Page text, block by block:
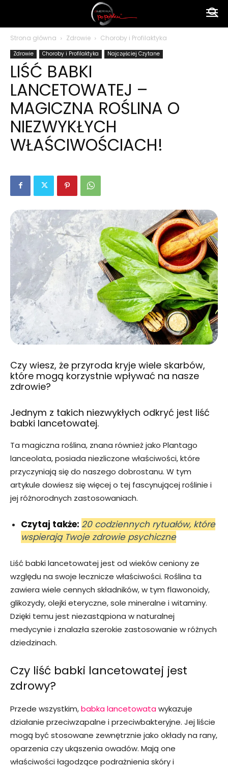
polsku
Strona główna Zdrowie Choroby i Profilaktyka
Zdrowie Choroby i Profilaktyka Najczęściej Czytane
LIŚĆ BABKI
LANCETOWATEJ –
MAGICZNA ROŚLINA O
NIEZWYKŁYCH
WŁAŚCIWOŚCIACH!
Czy wiesz, że przyroda kryje wiele skarbów,
które mogą korzystnie wpływać na nasze
zdrowie?
Jednym z takich niezwykłych odkryć jest liść
babki lancetowatej.
Ta magiczna roślina, znana również jako Plantago
lanceolata, posiada niezliczone właściwości, które
przyczyniają się do naszego dobrostanu. W tym
artykule dowiesz się więcej o tej fascynującej roślinie i
jej różnorodnych zastosowaniach.
Czytaj także: 20 codziennych rytuałów, które
wspierają Twoje zdrowie psychiczne
Liść babki lancetowatej jest od wieków ceniony ze
względu na swoje lecznicze właściwości. Roślina ta
zawiera wiele cennych składników, w tym flawonoidy,
glikozydy, olejki eteryczne, sole mineralne i witaminy.
Dzięki temu jest niezastąpiona w naturalnej
medycynie i znalazła szerokie zastosowanie w różnych
dziedzinach.
Czy liść babki lancetowatej jest
zdrowy?
Przede wszystkim,babka lancetowatawykazuje
działanie przeciwzapalne i przeciwbakteryjne. Jej liście
mogą być stosowane zewnętrznie jako okłady na rany,
oparzenia czy ukąszenia owadów. Mają one
właściwości łagodzące podrażnienia skóry i